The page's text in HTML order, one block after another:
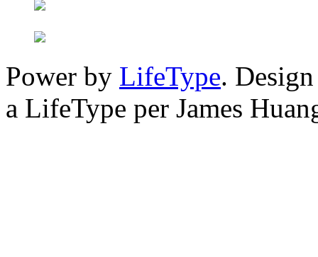
Power by LifeType.
a LifeType per James